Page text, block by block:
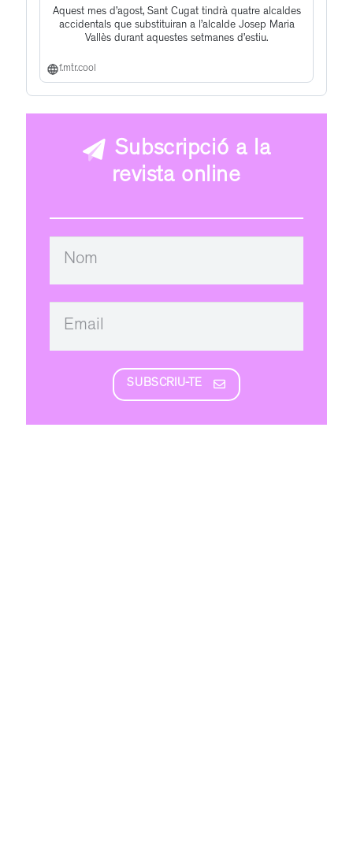
Aquest mes d’agost, Sant Cugat tindrà quatre alcaldes
accidentals que substituiran a l’alcalde Josep Maria
Vallès durant aquestes setmanes d’estiu.
f.mtr.cool
Subscripció a la
revista online
SUBSCRIU-TE